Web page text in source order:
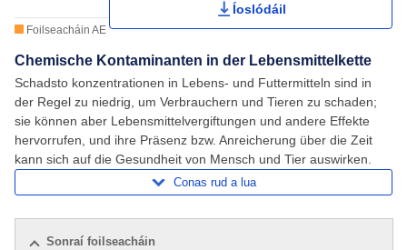
Foilseacháin AE
Íoslódáil
Chemische Kontaminanten in der Lebensmittelkette
Schadsto konzentrationen in Lebens- und Futtermitteln sind in
der Regel zu niedrig, um Verbrauchern und Tieren zu schaden;
sie können aber Lebensmittelvergiftungen und andere Effekte
hervorrufen, und ihre Präsenz bzw. Anreicherung über die Zeit
kann sich auf die Gesundheit von Mensch und Tier auswirken.
Conas rud a lua
Sonraí foilseacháin